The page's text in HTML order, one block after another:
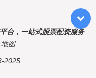
台，一站式股票配资服务
图
2025